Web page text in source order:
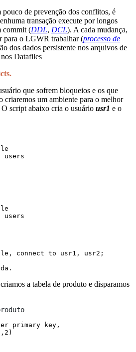
pouco de prevenção dos conflitos, é
transação execute por longos
commit (DDL, DCL). A cada mudança,
para o LGWR trabalhar (processo de
dos dados persistente nos arquivos de
Datafiles
que sofrem bloqueios e os que
criaremos um ambiente para o melhor
script abaixo cria o usuário usr1 e o
users
users
connect to usr1, usr2;
a tabela de produto e disparamos
primary key,